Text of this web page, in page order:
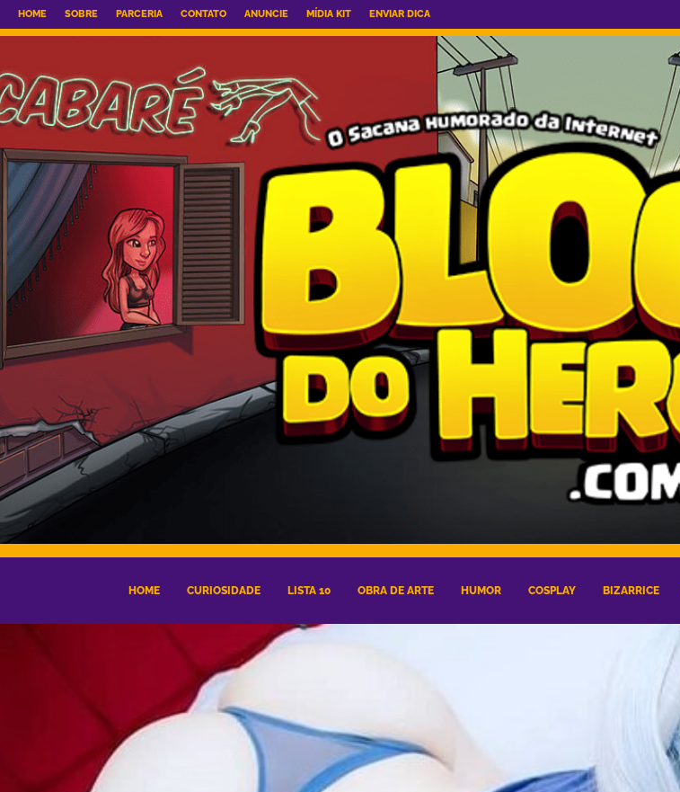
HOME SOBRE PARCERIA CONTATO ANUNCIE MÍDIA KIT ENVIAR DICA
HOME CURIOSIDADE LISTA 10 OBRA DE ARTE HUMOR COSPLAY BIZARRICE